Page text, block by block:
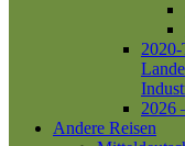
2026
Andere Reisen